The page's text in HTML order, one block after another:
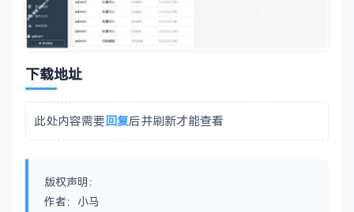
下载地址
此处内容需要回复后并刷新才能查看
版权声明：
作者：小马